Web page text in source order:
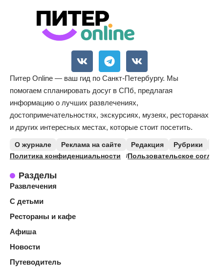
Питер Online — ваш гид по Санкт-Петербургу. Мы
помогаем спланировать досуг в СПб, предлагая
информацию о лучших развлечениях,
достопримечательностях, экскурсиях, музеях, ресторанах
и других интересных местах, которые стоит посетить.
О журнале Реклама на сайте Редакция Рубрики
Политика конфиденциальности
Пользовательское
Разделы
Развлечения
С детьми
Рестораны и кафе
Афиша
Новости
Путеводитель